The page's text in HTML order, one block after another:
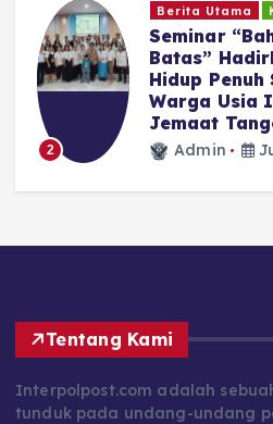
2
Berita Utama
Seminar
Batas”
Hidup
Warga Usia
Jemaat
Admin
Tentang Kami
Interpolpost.com adalah
tunduk pada undang-undang